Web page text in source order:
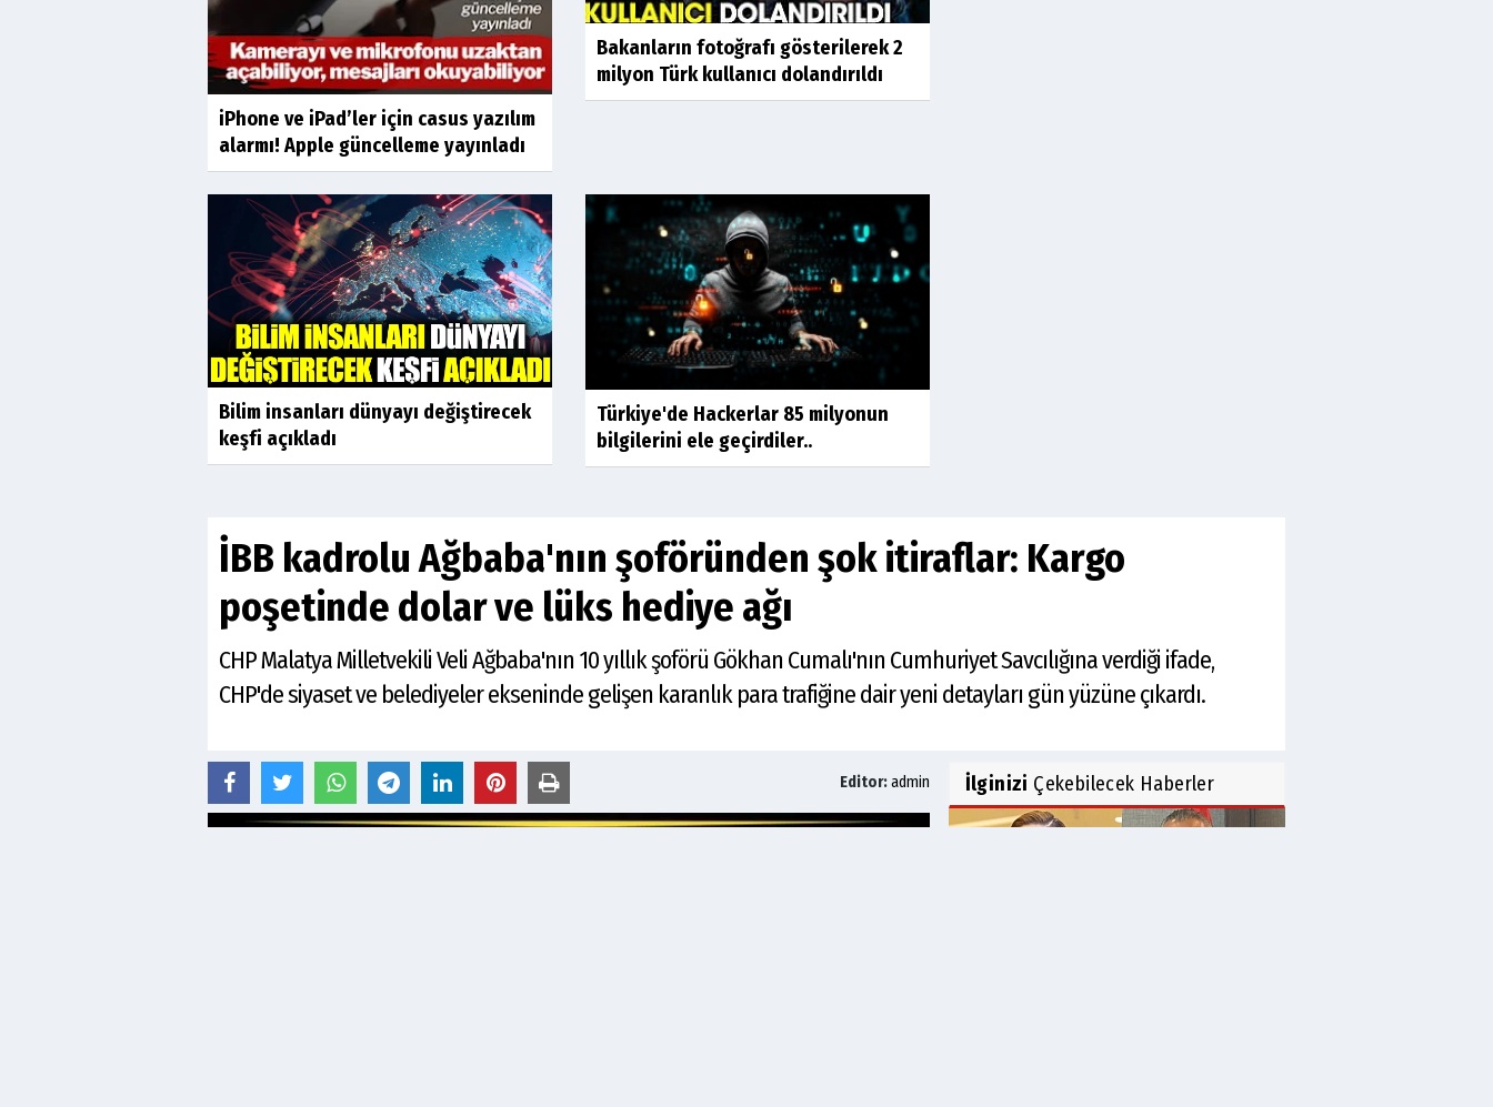
iPhone ve iPad’ler için casus yazılım
alarmı! Apple güncelleme yayınladı
Bakanların fotoğrafı gösterilerek 2
milyon Türk kullanıcı dolandırıldı
Bilim insanları dünyayı değiştirecek
keşfi açıkladı
Türkiye'de Hackerlar 85 milyonun
bilgilerini ele geçirdiler..
İBB kadrolu Ağbaba'nın şoföründen şok itiraflar: Kargo
poşetinde dolar ve lüks hediye ağı
CHP Malatya Milletvekili Veli Ağbaba'nın 10 yıllık şoförü Gökhan Cumalı'nın Cumhuriyet Savcılığına verdiği ifade,
CHP'de siyaset ve belediyeler ekseninde gelişen karanlık para trafiğine dair yeni detayları gün yüzüne çıkardı.
Editor:admin İlginizi Çekebilecek Haberler